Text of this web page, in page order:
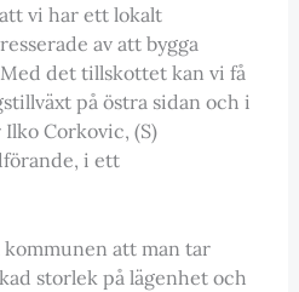
vi har ett lokalt
av att bygga
det tillskottet kan vi få
på östra sidan och i
Corkovic, (S)
i ett
att man tar
storlek på lägenhet och